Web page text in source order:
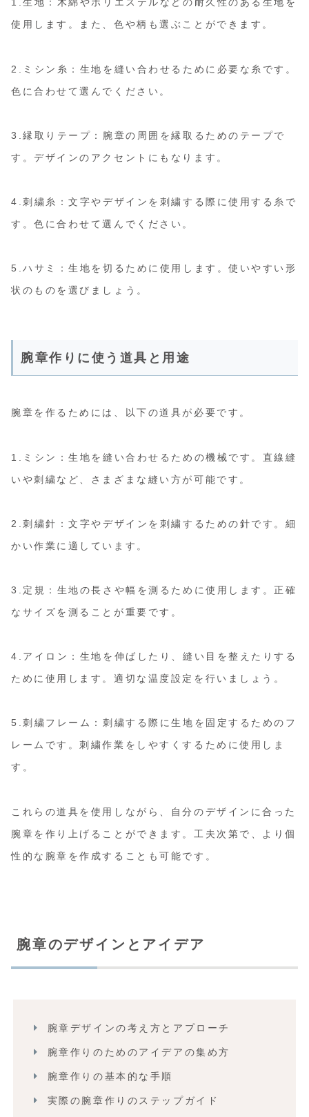
1.生地：木綿やポリエステルなどの耐久性のある生地を
使用します。また、色や柄も選ぶことができます。
2.ミシン糸：生地を縫い合わせるために必要な糸です。
色に合わせて選んでください。
3.縁取りテープ：腕章の周囲を縁取るためのテープで
す。デザインのアクセントにもなります。
4.刺繍糸：文字やデザインを刺繍する際に使用する糸で
す。色に合わせて選んでください。
5.ハサミ：生地を切るために使用します。使いやすい形
状のものを選びましょう。
腕章作りに使う道具と用途
腕章を作るためには、以下の道具が必要です。
1.ミシン：生地を縫い合わせるための機械です。直線縫
いや刺繍など、さまざまな縫い方が可能です。
2.刺繍針：文字やデザインを刺繍するための針です。細
かい作業に適しています。
3.定規：生地の長さや幅を測るために使用します。正確
なサイズを測ることが重要です。
4.アイロン：生地を伸ばしたり、縫い目を整えたりする
ために使用します。適切な温度設定を行いましょう。
5.刺繍フレーム：刺繍する際に生地を固定するためのフ
レームです。刺繍作業をしやすくするために使用しま
す。
これらの道具を使用しながら、自分のデザインに合った
腕章を作り上げることができます。工夫次第で、より個
性的な腕章を作成することも可能です。
腕章のデザインとアイデア
腕章デザインの考え方とアプローチ
腕章作りのためのアイデアの集め方
腕章作りの基本的な手順
実際の腕章作りのステップガイド